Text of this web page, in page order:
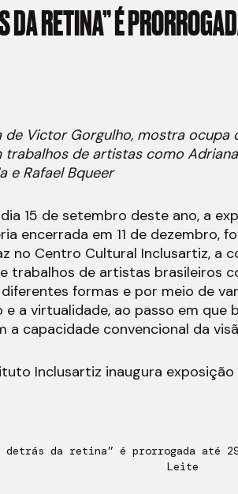
DARETINA”É
de Victor Gorgulho, mostra
trabalhos de artistas como
e Rafael Bqueer
15 de setembro deste ano, a
encerrada em 11 de dezembro,
no Centro Cultural Inclusartiz, a
trabalhos de artistas brasileiros
formas e por meio de
e a virtualidade, ao passo em
a capacidade convencional da
Inclusartiz inaugura
detrás da retina” é prorrogada até
Leite